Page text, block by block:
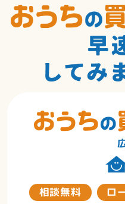
相談無料 ロ